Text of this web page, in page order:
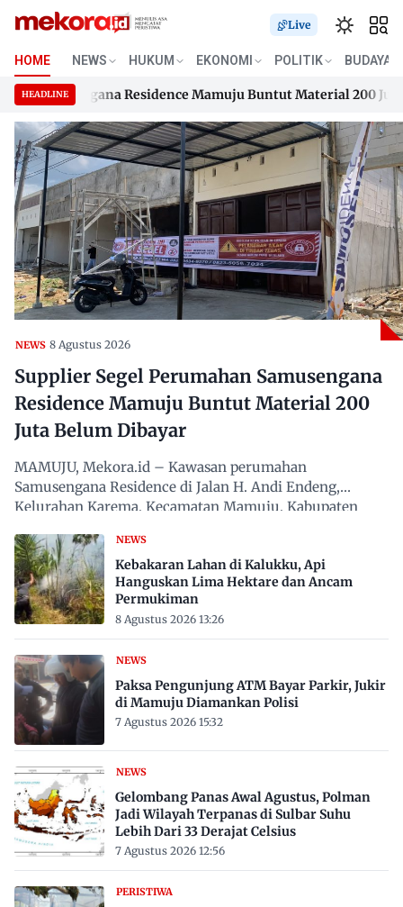
Skip
content
Live
HOME NEWS HUKUM EKONOMI POLITIK BUDAYA
HEADLINE Residence Mamuju Buntut Material 200 Juta
Residence Mamuju Buntut Material 200 Juta
NEWS 8 Agustus 2026
Supplier Segel Perumahan Samusengana
Residence Mamuju Buntut Material 200
Juta Belum Dibayar
MAMUJU, Mekora.id – Kawasan perumahan
Samusengana Residence di Jalan H. Andi Endeng,
Kelurahan Karema, Kecamatan Mamuju, Kabupaten
NEWS
Kebakaran Lahan di Kalukku, Api
Hanguskan Lima Hektare dan Ancam
Permukiman
8 Agustus 2026 13:26
NEWS
Paksa Pengunjung ATM Bayar Parkir, Jukir
di Mamuju Diamankan Polisi
7 Agustus 2026 15:32
NEWS
Gelombang Panas Awal Agustus, Polman
Jadi Wilayah Terpanas di Sulbar Suhu
Lebih Dari 33 Derajat Celsius
7 Agustus 2026 12:56
PERISTIWA